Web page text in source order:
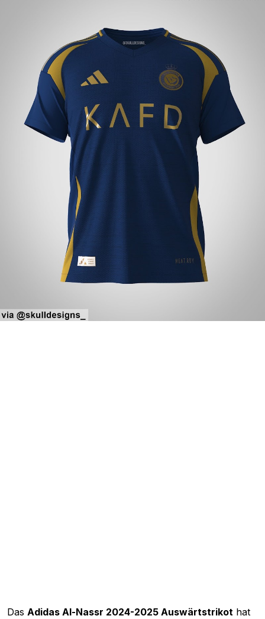
Das Adidas Al-Nassr 2024-2025 Auswärtstrikot hat